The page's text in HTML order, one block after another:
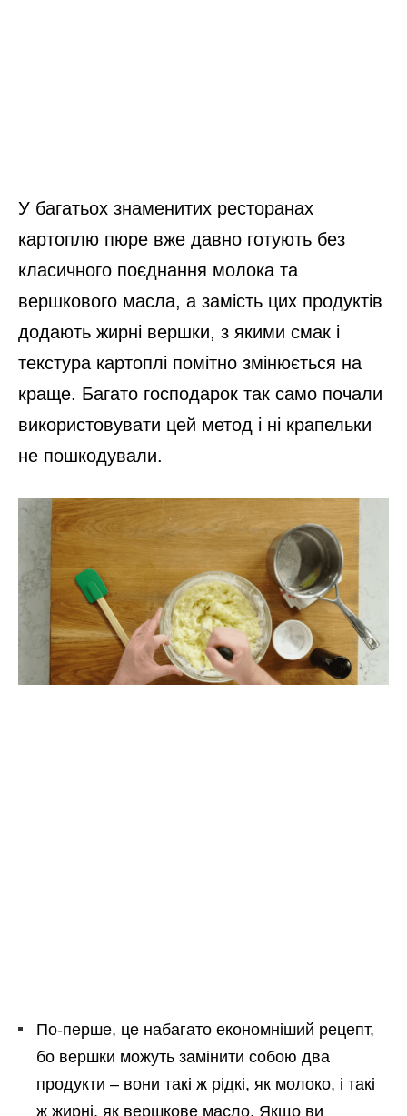
У багатьох знаменитих ресторанах
картоплю пюре вже давно готують без
класичного поєднання молока та
вершкового масла, а замість цих продуктів
додають жирні вершки, з якими смак і
текстура картоплі помітно змінюється на
краще. Багато господарок так само почали
використовувати цей метод і ні крапельки
не пошкодували.
По-перше, це набагато економніший рецепт,
бо вершки можуть замінити собою два
продукти – вони такі ж рідкі, як молоко, і такі
ж жирні, як вершкове масло. Якщо ви